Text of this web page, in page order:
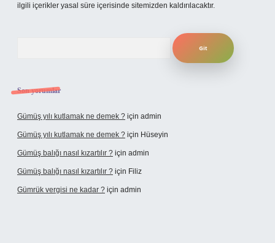
ilgili içerikler yasal süre içerisinde sitemizden kaldırılacaktır.
Son yorumlar
Gümüş yılı kutlamak ne demek ? için admin
Gümüş yılı kutlamak ne demek ? için Hüseyin
Gümüş balığı nasıl kızartılır ? için admin
Gümüş balığı nasıl kızartılır ? için Filiz
Gümrük vergisi ne kadar ? için admin